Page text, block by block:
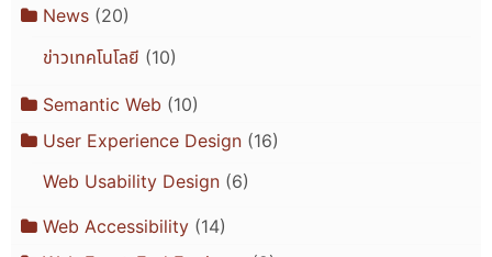
News(20)
ข่าวเทคโนโลยี (10)
Semantic Web (10)
User Experience Design(16)
Web Usability Design(6)
Web Accessibility(14)